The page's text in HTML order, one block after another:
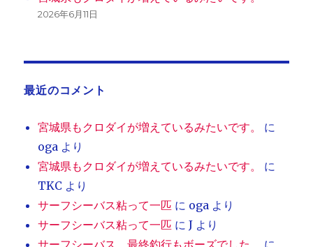
2026年6月11日
最近のコメント
宮城県もクロダイが増えているみたいです。
に
oga より
宮城県もクロダイが増えているみたいです。
に
TKC より
サーフシーバス粘って一匹 に oga より
サーフシーバス粘って一匹 にJ より
サーフシーバス、最終釣行もボーズでした。
に